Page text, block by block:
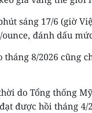
sáng 17/6 (giờ
ounce, đánh dấu
tháng 8/2026 cũng
do Tổng thống
được hồi tháng 4/